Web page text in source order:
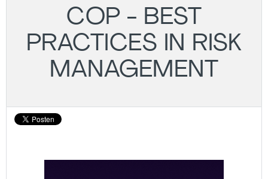
COP - BEST
PRACTICES IN RISK
MANAGEMENT